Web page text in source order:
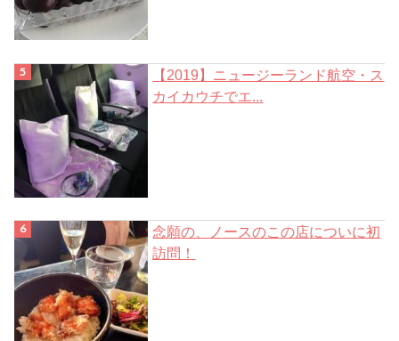
【2019】ニュージーランド航空・ス
カイカウチでエ...
念願の、ノースのこの店についに初
訪問！